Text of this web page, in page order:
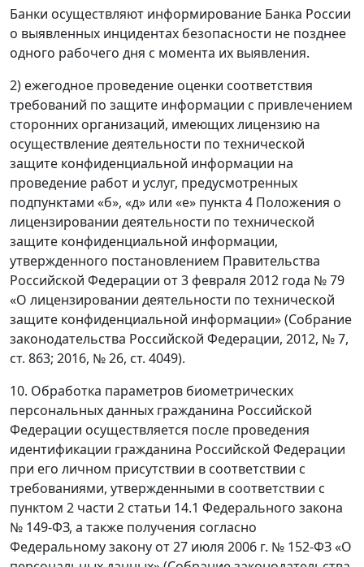
Банки осуществляют информирование Банка России
о выявленных инцидентах безопасности не позднее
одного рабочего дня с момента их выявления.
2) ежегодное проведение оценки соответствия
требований по защите информации с привлечением
сторонних организаций, имеющих лицензию на
осуществление деятельности по технической
защите конфиденциальной информации на
проведение работ и услуг, предусмотренных
подпунктами «б», «д» или «е» пункта 4 Положения о
лицензировании деятельности по технической
защите конфиденциальной информации,
утвержденного постановлением Правительства
Российской Федерации от 3 февраля 2012 года № 79
«О лицензировании деятельности по технической
защите конфиденциальной информации» (Собрание
законодательства Российской Федерации, 2012, № 7,
ст. 863; 2016, № 26, ст. 4049).
10. Обработка параметров биометрических
персональных данных гражданина Российской
Федерации осуществляется после проведения
идентификации гражданина Российской Федерации
при его личном присутствии в соответствии с
требованиями, утвержденными в соответствии с
пунктом 2 части 2 статьи 14.1 Федерального закона
№ 149-ФЗ, а также получения согласно
Федеральному закону от 27 июля 2006 г. № 152-ФЗ «О